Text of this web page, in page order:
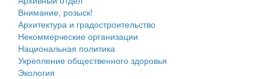
Внимание, розыск!
Архитектура и градостроительство
Некоммерческие организации
Национальная политика
Укрепление общественного здоровья
Экология